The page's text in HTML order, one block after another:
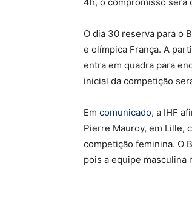
O dia 30 reserva para o
e olímpica França. A
entra em quadra para
inicial da competição
Em comunicado, a IHF
Pierre Mauroy, em Lille,
competição feminina. O
pois a equipe masculina